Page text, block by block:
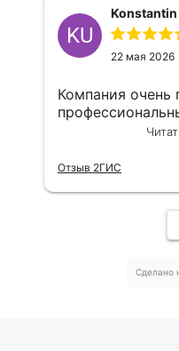
KU
Konstantin
22 мая 2026
Компания очень
Максим
Отзыв 2ГИС
Сделано